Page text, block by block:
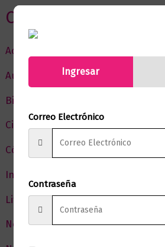
Categorias
Actualidad
Autor del Mes
Bienestar
Ciencia y Conocimiento
Cómic y Fantasía
Infantil y Juvenil
Literatura
Negocios
Ingresar
Correo Electrónico
Contraseña